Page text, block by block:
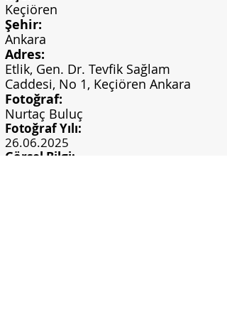
Keçiören
Şehir:
Ankara
Adres:
Etlik, Gen. Dr. Tevfik Sağlam
Caddesi, No 1, Keçiören Ankara
Fotoğraf:
Nurtaç Buluç
Fotoğraf Yılı:
26.06.2025
Görsel Bilgi: